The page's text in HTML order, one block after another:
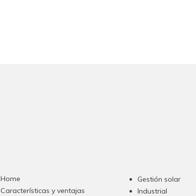
Home
Características y ventajas
Gestión solar
Industrial